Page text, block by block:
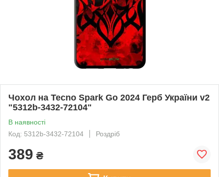
Чохол на Tecno Spark Go 2024 Герб України v2
"5312b-3432-72104"
В наявності
Код: 5312b-3432-72104
Роздріб
389 ₴